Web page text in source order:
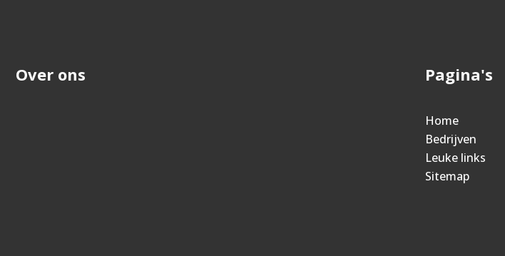
Over ons Pagina's
Home
Bedrijven
Leuke links
Sitemap